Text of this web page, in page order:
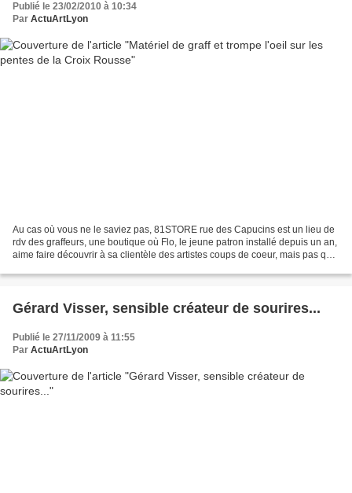
Publié le 23/02/2010 à 10:34
Par ActuArtLyon
Au cas où vous ne le saviez pas, 81STORE rue des Capucins est un lieu de
rdv des graffeurs, une boutique où Flo, le jeune patron installé depuis un an,
aime faire découvrir à sa clientèle des artistes coups de coeur, mais pas que
Gérard Visser, sensible créateur de sourires...
Publié le 27/11/2009 à 11:55
Par ActuArtLyon